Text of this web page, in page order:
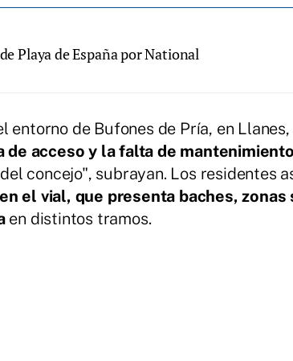
Playa de España por National
entorno de Bufones de Pría, en Llanes,
acceso y la falta de mantenimiento
concejo", subrayan. Los residentes
el vial, que presenta baches, zonas
en distintos tramos.